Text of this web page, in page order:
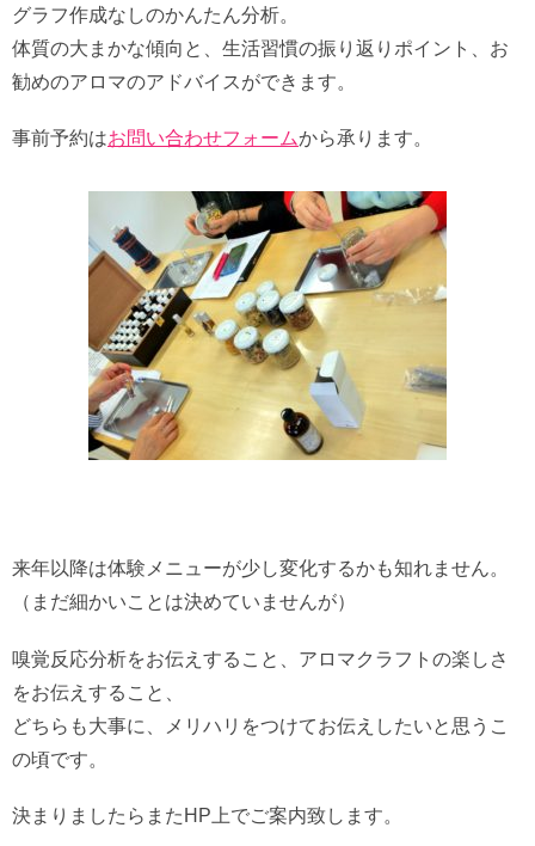
グラフ作成なしのかんたん分析。
体質の大まかな傾向と、生活習慣の振り返りポイント、お
勧めのアロマのアドバイスができます。
事前予約はお問い合わせフォームから承ります。
来年以降は体験メニューが少し変化するかも知れません。
（まだ細かいことは決めていませんが）
嗅覚反応分析をお伝えすること、アロマクラフトの楽しさ
をお伝えすること、
どちらも大事に、メリハリをつけてお伝えしたいと思うこ
の頃です。
決まりましたらまたHP上でご案内致します。